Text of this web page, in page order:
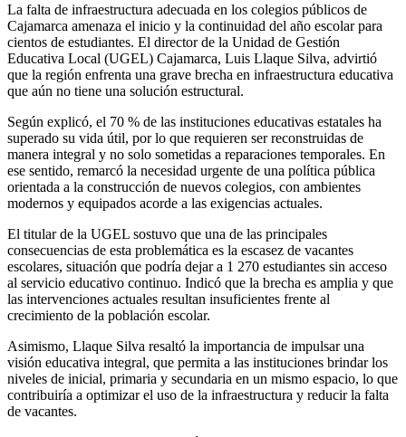
La falta de infraestructura adecuada en los colegios públicos de
Cajamarca amenaza el inicio y la continuidad del año escolar para
cientos de estudiantes. El director de la Unidad de Gestión
Educativa Local (UGEL) Cajamarca, Luis Llaque Silva, advirtió
que la región enfrenta una grave brecha en infraestructura educativa
que aún no tiene una solución estructural.
Según explicó, el 70 % de las instituciones educativas estatales ha
superado su vida útil, por lo que requieren ser reconstruidas de
manera integral y no solo sometidas a reparaciones temporales. En
ese sentido, remarcó la necesidad urgente de una política pública
orientada a la construcción de nuevos colegios, con ambientes
modernos y equipados acorde a las exigencias actuales.
El titular de la UGEL sostuvo que una de las principales
consecuencias de esta problemática es la escasez de vacantes
escolares, situación que podría dejar a 1 270 estudiantes sin acceso
al servicio educativo continuo. Indicó que la brecha es amplia y que
las intervenciones actuales resultan insuficientes frente al
crecimiento de la población escolar.
Asimismo, Llaque Silva resaltó la importancia de impulsar una
visión educativa integral, que permita a las instituciones brindar los
niveles de inicial, primaria y secundaria en un mismo espacio, lo que
contribuiría a optimizar el uso de la infraestructura y reducir la falta
de vacantes.